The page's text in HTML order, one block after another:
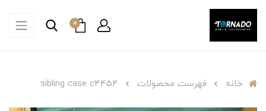
0
خانه فهرست محصولات sibling case c4454